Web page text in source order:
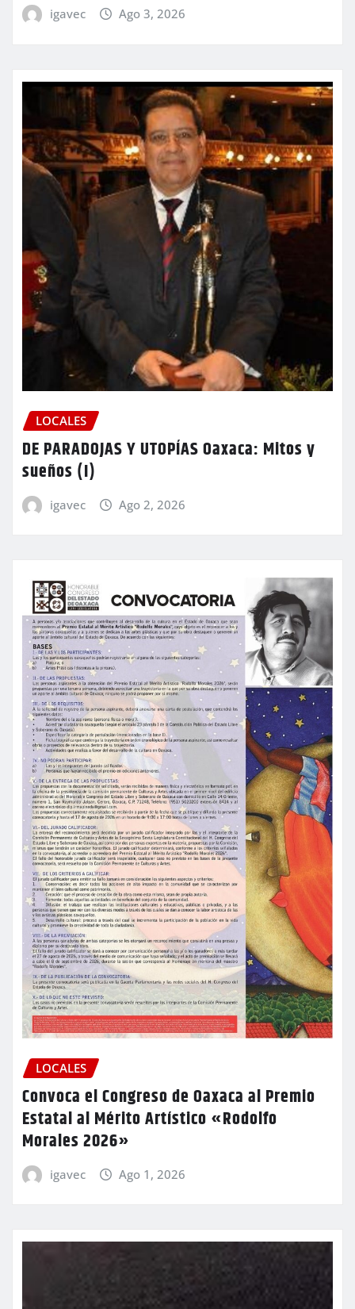
igavec Ago 3, 2026
LOCALES
DE PARADOJAS Y UTOPÍAS Oaxaca: Mitos y
sueños (I)
igavec Ago 2, 2026
LOCALES
Convoca el Congreso de Oaxaca al Premio
Estatal al Mérito Artístico «Rodolfo
Morales 2026»
igavec Ago 1, 2026